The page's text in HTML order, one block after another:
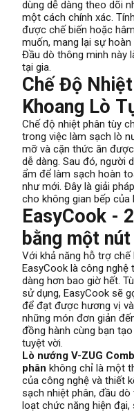
dùng dễ dàng theo dõi
một cách chính xác.
được chế biến hoặc
muốn, mang lại sự
Đầu dò thông minh này
tại gia.
Chế Độ
Khoang Lò
Chế độ nhiệt phân tùy
trong việc làm sạch lò
mỡ và cặn thức ăn
dễ dàng. Sau đó, người
ẩm để làm sạch hoàn
như mới. Đây là giải
cho không gian bếp của
EasyCook -
bằng một
Với khả năng hỗ trợ chế
EasyCook là công nghệ
dàng hơn bao giờ hết.
sử dụng, EasyCook sẽ
để đạt được hương vị
những món đơn giản
đồng hành cùng bạn
tuyệt vời.
Lò nướng V-ZUG
phân không chỉ là một
của công nghệ và thiết
sạch nhiệt phân, đầu
loạt chức năng hiện đại,